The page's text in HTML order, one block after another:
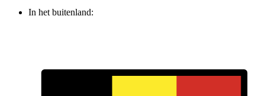
In het buitenland: